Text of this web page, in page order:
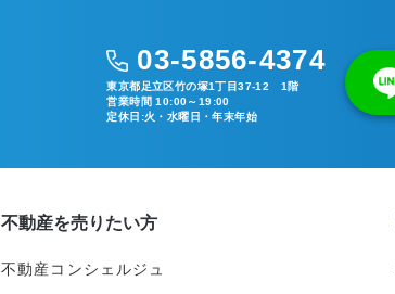
03-5856-4374
東京都足立区竹の塚1丁目37-12 1階
営業時間 10:00～19:00
定休日:火・水曜日・年末年始
不動産を売りたい方
不動産コンシェルジュ